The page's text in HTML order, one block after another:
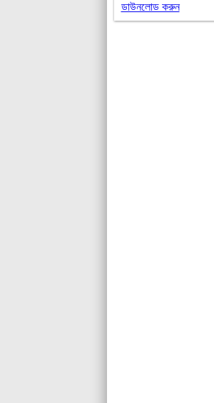
ডাউনলোড করুন